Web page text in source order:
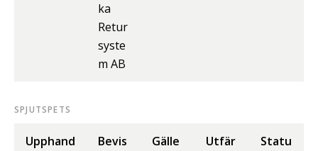
ka
Retur
syste
m AB
SPJUTSPETS
Upphand
Bevis
Gälle
Utfär
Statu